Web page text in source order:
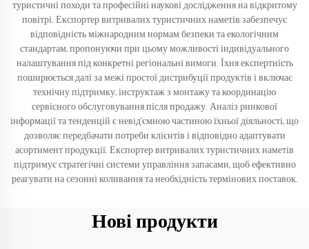
туристичні походи та професійні наукові дослідження на відкритому
повітрі. Експортер витривалих туристичних наметів забезпечує
відповідність міжнародним нормам безпеки та екологічним
стандартам, пропонуючи при цьому можливості індивідуального
налаштування під конкретні регіональні вимоги. Їхня експертність
поширюється далі за межі простої дистрибуції продуктів і включає
технічну підтримку, інструктаж з монтажу та координацію
сервісного обслуговування після продажу. Аналіз ринкової
інформації та тенденцій є невід'ємною частиною їхньої діяльності, що
дозволяє передбачати потреби клієнтів і відповідно адаптувати
асортимент продукції. Експортер витривалих туристичних наметів
підтримує стратегічні системи управління запасами, щоб ефективно
реагувати на сезонні коливання та необхідність термінових поставок.
Нові продукти